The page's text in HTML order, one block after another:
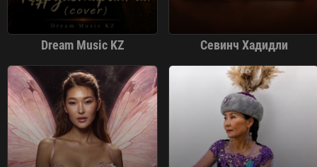
Dream Music KZ Севинч Хадидли